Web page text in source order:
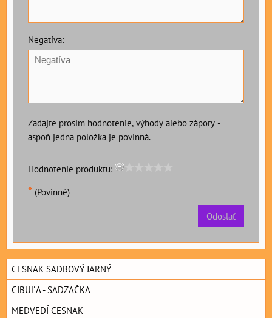
Negatíva:
Zadajte prosím hodnotenie, výhody alebo zápory -
aspoň jedna položka je povinná.
Hodnotenie produktu:
* (Povinné)
Odoslať
CESNAK SADBOVÝ JARNÝ
CIBUĽA - SADZAČKA
MEDVEDÍ CESNAK